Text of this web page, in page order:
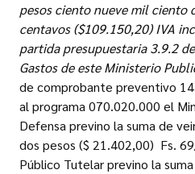
pesos ciento nueve mil
centavos ($109.150,20) IVA
partida presupuestaria 3.9.2
Gastos de este Ministerio
de comprobante preventivo
al programa 070.020.000 el
Defensa previno la suma de
dos pesos ($ 21.402,00)  Fs.
Público Tutelar previno la